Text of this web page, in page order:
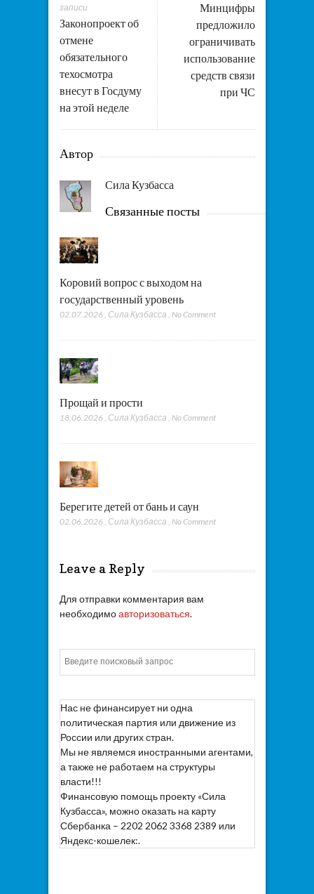
Минцифры
предложило
ограничивать
использование
средств связи
при ЧС
записи
Законопроект об
отмене
обязательного
техосмотра
внесут в Госдуму
на этой неделе
Автор
Сила Кузбасса
Связанные посты
Коровий вопрос с выходом на
государственный уровень
02.07.2026 Сила Кузбасса No Comment
Прощай и прости
18.06.2026 , Сила Кузбасса , No Comment
Берегите детей от бань и саун
02.06.2026 Сила Кузбасса No Comment
Leave a Reply
Для отправки комментария вам
необходимоавторизоваться.
Нас не финансирует ни одна
политическая партия или движение из
России или других стран.
Мы не являемся иностранными агентами,
а также не работаем на структуры
власти!!!
Финансовую помощь проекту «Сила
Кузбасса», можно оказать на карту
Сбербанка – 2202 2062 3368 2389 или
Яндекс-кошелек:.